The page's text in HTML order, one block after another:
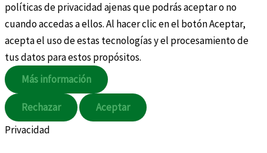
políticas de privacidad ajenas que podrás aceptar o no
cuando accedas a ellos. Al hacer clic en el botón Aceptar,
acepta el uso de estas tecnologías y el procesamiento de
tus datos para estos propósitos.
Más información
Rechazar
Aceptar
Privacidad